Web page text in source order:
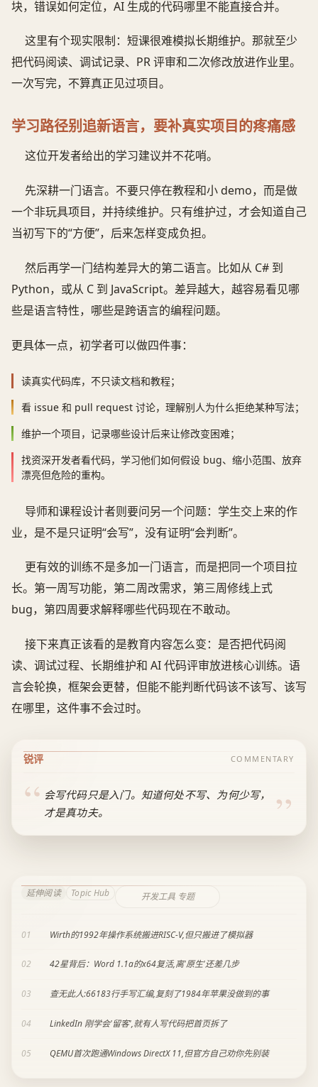
块，错误如何定位，AI 生成的代码哪里不能直接合并。
这里有个现实限制：短课很难模拟长期维护。那就至少
把代码阅读、调试记录、PR 评审和二次修改放进作业里。
一次写完，不算真正见过项目。
学习路径别追新语言，要补真实项目的疼痛感
这位开发者给出的学习建议并不花哨。
先深耕一门语言。不要只停在教程和小 demo，而是做
一个非玩具项目，并持续维护。只有维护过，才会知道自己
当初写下的“方便”，后来怎样变成负担。
然后再学一门结构差异大的第二语言。比如从 C# 到
Python，或从 C 到 JavaScript。差异越大，越容易看见哪
些是语言特性，哪些是跨语言的编程问题。
更具体一点，初学者可以做四件事：
读真实代码库，不只读文档和教程；
看 issue 和 pull request 讨论，理解别人为什么拒绝某种写法；
维护一个项目，记录哪些设计后来让修改变困难；
找资深开发者看代码，学习他们如何假设 bug、缩小范围、放弃
漂亮但危险的重构。
导师和课程设计者则要问另一个问题：学生交上来的作
业，是不是只证明“会写”，没有证明“会判断”。
更有效的训练不是多加一门语言，而是把同一个项目拉
长。第一周写功能，第二周改需求，第三周修线上式
bug，第四周要求解释哪些代码现在不敢动。
接下来真正该看的是教育内容怎么变：是否把代码阅
读、调试过程、长期维护和 AI 代码评审放进核心训练。语
言会轮换，框架会更替，但能不能判断代码该不该写、该写
在哪里，这件事不会过时。
锐评 COMMENTARY
会写代码只是入门。知道何处不写、为何少写，
才是真功夫。
延伸阅读 Topic Hub 开发工具 专题
01 Wirth的1992年操作系统搬进RISC-V,但只搬进了模拟器
02 42星背后：Word 1.1a的x64复活,离'原生'还差几步
03 查无此人:66183行手写汇编,复刻了1984年苹果没做到的事
04 LinkedIn 刚学会'留客',就有人写代码把首页拆了
05 QEMU首次跑通Windows DirectX 11,但官方自己劝你先别装